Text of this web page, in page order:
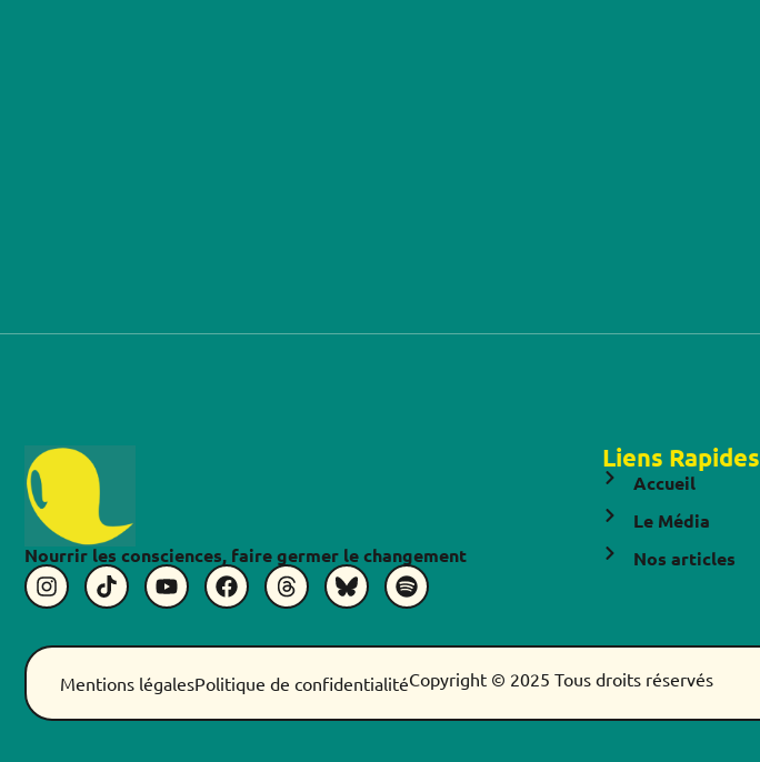
Nourrir les consciences, faire germer le changement
Liens Rapides
Accueil
Le Média
Nos articles
Mentions légalesPolitique de confidentialitéCopyright © 2025 Tous droits réservés